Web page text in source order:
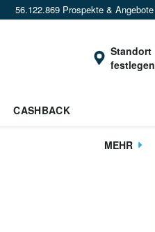
56.122.869 Prospekte & Angebote
Standort
festlegen
CASHBACK
MEHR